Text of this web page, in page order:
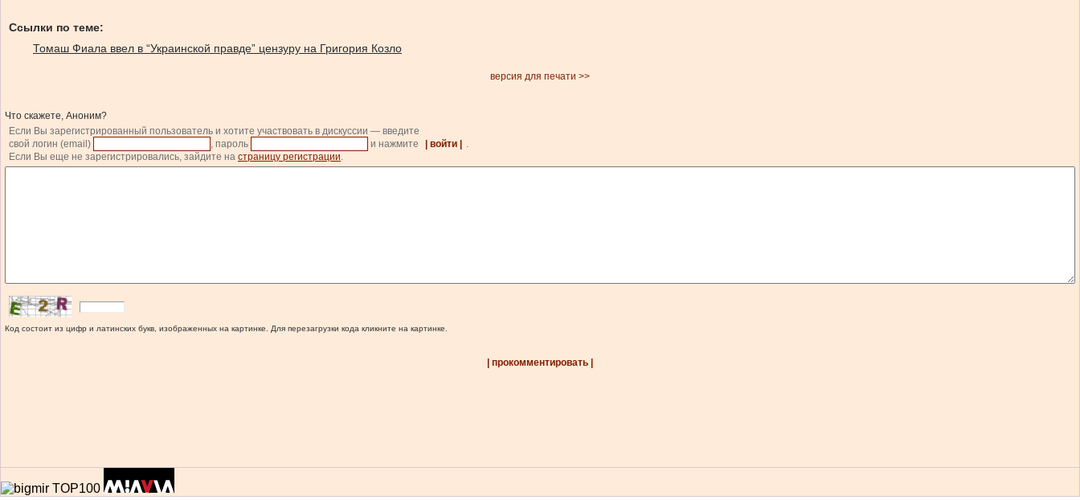
Ссылки по теме:
Томаш Фиала ввел в “Украинской правде” цензуру на Григория Козло
версия для печати >>
Что скажете, Аноним?
Если Вы зарегистрированный пользователь и хотите участвовать в дискуссии — введите
свой логин (email)
, пароль и нажмите | войти |
.
Если Вы еще не зарегистрировались, зайдите на страницу регистрации.
Код состоит из цифр и латинских букв, изображенных на картинке. Для перезагрузки кода кликните на картинке.
| прокомментировать |